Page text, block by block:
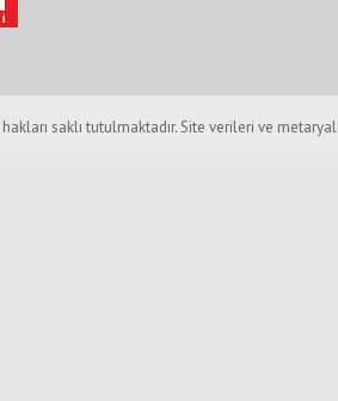
saklı tutulmaktadır. Site verileri ve